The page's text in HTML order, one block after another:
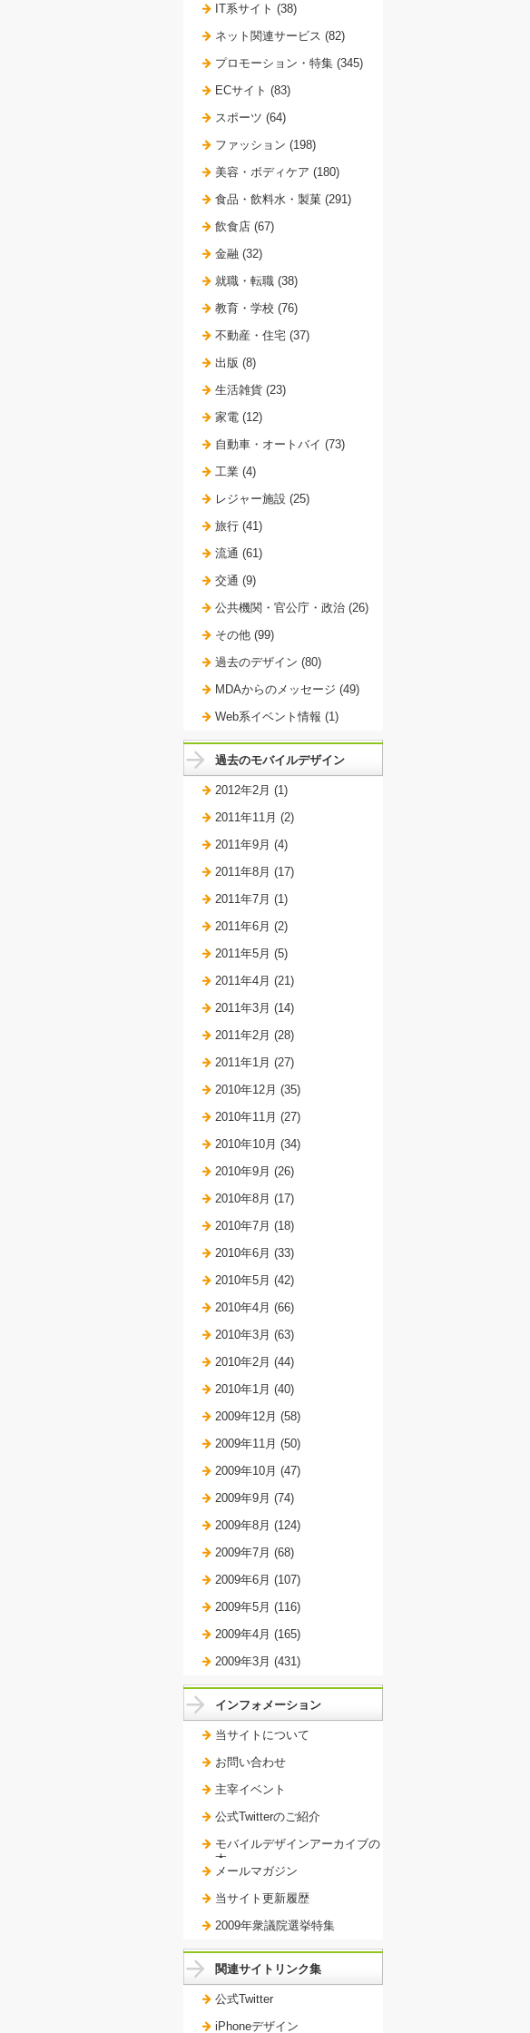
IT系サイト (38)
ネット関連サービス (82)
プロモーション・特集 (345)
ECサイト (83)
スポーツ (64)
ファッション (198)
美容・ボディケア (180)
食品・飲料水・製菓 (291)
飲食店 (67)
金融 (32)
就職・転職 (38)
教育・学校 (76)
不動産・住宅 (37)
出版 (8)
生活雑貨 (23)
家電 (12)
自動車・オートバイ (73)
工業 (4)
レジャー施設 (25)
旅行 (41)
流通 (61)
交通 (9)
公共機関・官公庁・政治 (26)
その他 (99)
過去のデザイン (80)
MDAからのメッセージ (49)
Web系イベント情報 (1)
過去のモバイルデザイン
2012年2月 (1)
2011年11月 (2)
2011年9月 (4)
2011年8月 (17)
2011年7月 (1)
2011年6月 (2)
2011年5月 (5)
2011年4月 (21)
2011年3月 (14)
2011年2月 (28)
2011年1月 (27)
2010年12月 (35)
2010年11月 (27)
2010年10月 (34)
2010年9月 (26)
2010年8月 (17)
2010年7月 (18)
2010年6月 (33)
2010年5月 (42)
2010年4月 (66)
2010年3月 (63)
2010年2月 (44)
2010年1月 (40)
2009年12月 (58)
2009年11月 (50)
2009年10月 (47)
2009年9月 (74)
2009年8月 (124)
2009年7月 (68)
2009年6月 (107)
2009年5月 (116)
2009年4月 (165)
2009年3月 (431)
インフォメーション
当サイトについて
お問い合わせ
主宰イベント
公式Twitterのご紹介
モバイルデザインアーカイブの
本。
メールマガジン
当サイト更新履歴
2009年衆議院選挙特集
関連サイトリンク集
公式Twitter
iPhoneデザイン